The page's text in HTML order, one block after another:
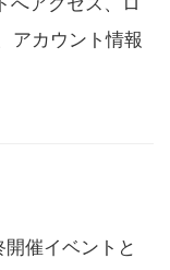
アカウント情報
催イベントと